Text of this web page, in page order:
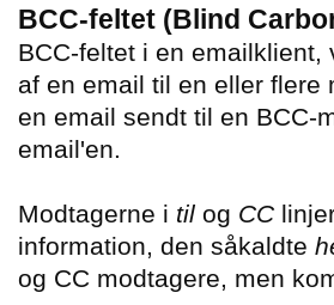
BCC-feltet (Blind
BCC-feltet i en
af en email til en eller flere
en email sendt til en BCC-
email'en.
Modtagerne i til og CC
information, den såkaldte
og CC modtagere, men